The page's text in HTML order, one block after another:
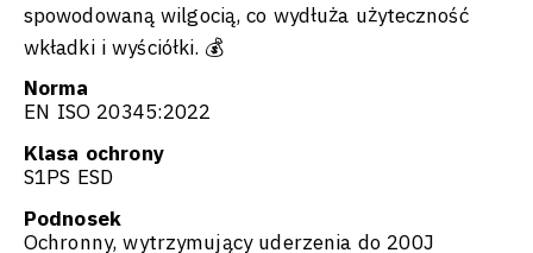
spowodowaną wilgocią, co wydłuża użyteczność
wkładki i wyściółki. 💰
Norma
EN ISO 20345:2022
Klasa ochrony
S1PS ESD
Podnosek
Ochronny, wytrzymujący uderzenia do 200J